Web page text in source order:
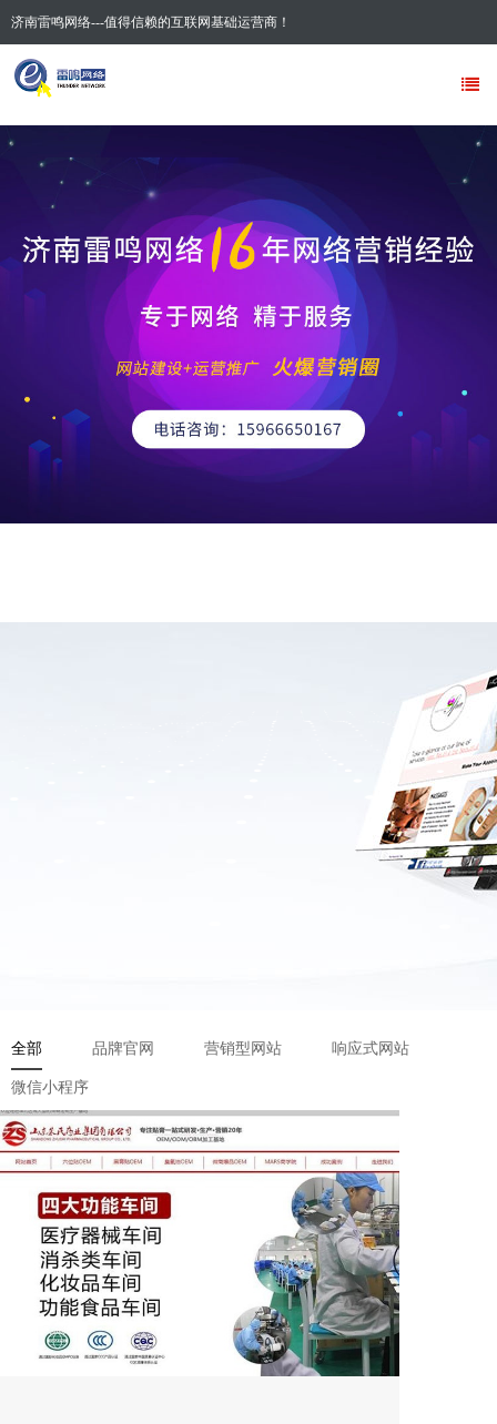
济南雷鸣网络---值得信赖的互联网基础运营商！
全部 品牌官网 营销型网站 响应式网站
微信小程序